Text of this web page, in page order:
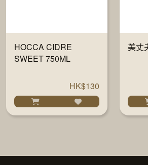
HOCCA CIDRE
SWEET 750ML
HK$130
美丈